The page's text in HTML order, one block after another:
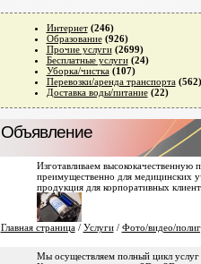
Интернет (246)
Образование (926)
Прочие услуги (2699)
Бесплатные услуги (24)
Уборка/чистка (107)
Перевозки/аренда транспорта (562)
Доставка воды/питание (22)
Объявление
Изготавливаем
преимущественно для медицинских
продукция для корпоративных
Главная страница/ Услуги/ Фото/видео/
Мы осуществляем полный цикл